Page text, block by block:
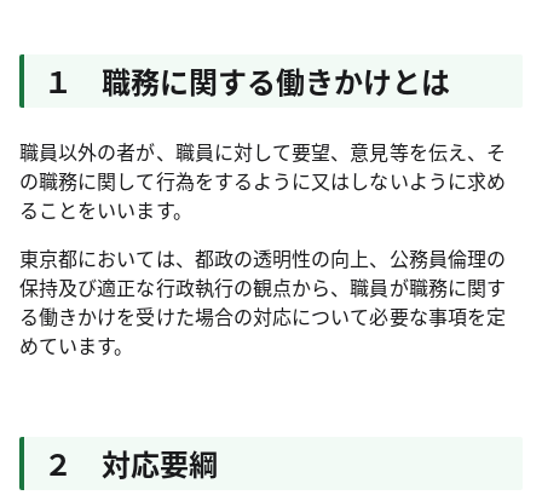
１ 職務に関する働きかけとは
職員以外の者が、職員に対して要望、意見等を伝え、そ
の職務に関して行為をするように又はしないように求め
ることをいいます。
東京都においては、都政の透明性の向上、公務員倫理の
保持及び適正な行政執行の観点から、職員が職務に関す
る働きかけを受けた場合の対応について必要な事項を定
めています。
２ 対応要綱